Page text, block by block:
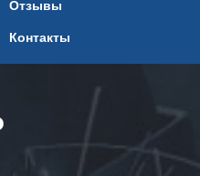
Отзывы
Контакты